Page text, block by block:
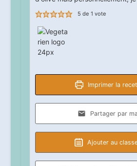
5 de 1 vote
Imprimer la
Partager par
Ajouter au